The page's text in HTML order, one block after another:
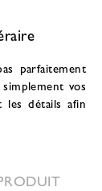
parfaitement
vos
les détails afin